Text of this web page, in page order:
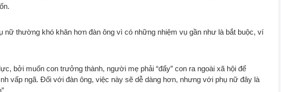
nữ thường khó khăn hơn đàn ông vì có những nhiệm vụ gần như là bắt buộc, ví
bởi muốn con trưởng thành, người mẹ phải “đẩy” con ra ngoài xã hội để
vấp ngã. Đối với đàn ông, việc này sẽ dễ dàng hơn, nhưng với phụ nữ đây là